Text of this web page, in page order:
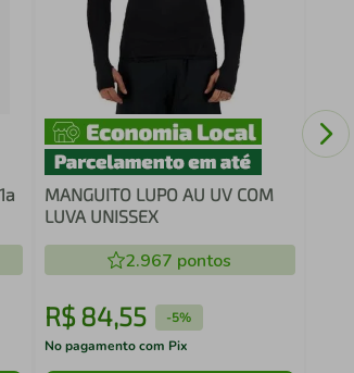
MANGUITO LUPO AU UV COM
LUVA UNISSEX
2.967 pontos
R$ 84,55 -5%
No pagamento com Pix